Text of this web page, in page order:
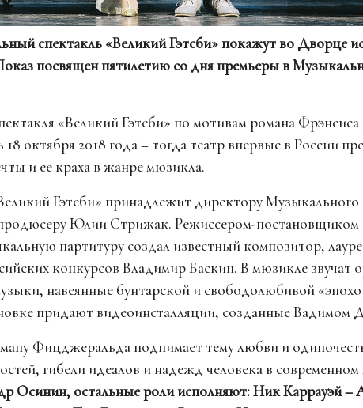
спектакль «Великий Гэтсби» покажут во Дворце
посвящен пятилетию со дня премьеры в
«Великий Гэтсби» по мотивам романа
октября 2018 года – тогда театр впервые в России
и ее краха в жанре мюзикла.
Гэтсби» принадлежит директору Музыкального
Юлии Стрижак. Режиссером-постановщиком
партитуру создал известный композитор,
конкурсов Владимир Баскин. В мюзикле звучат
навеянные бунтарской и свободолюбивой
придают видеоинсталляции, созданные Вадимом
Фицджеральда поднимает тему любви и
гибели идеалов и надежд человека в современном
Осинин, остальные роли исполняют: Ник Каррауэй –